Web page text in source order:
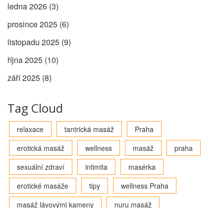
ledna 2026 (3)
prosince 2025 (6)
listopadu 2025 (9)
října 2025 (10)
září 2025 (8)
Tag Cloud
relaxace tantrická masáž
Praha
erotická masáž
wellness masáž
praha
sexuální zdraví
intimita
masérka
erotické masáže
tipy
wellness Praha
masáž lávovými kameny
nuru masáž